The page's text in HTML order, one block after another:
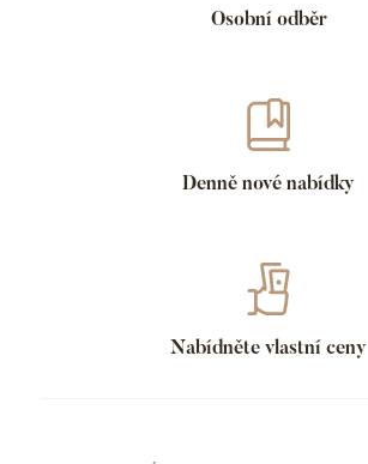
Osobní odběr
Denně nové nabídky
Nabídněte vlastní ceny